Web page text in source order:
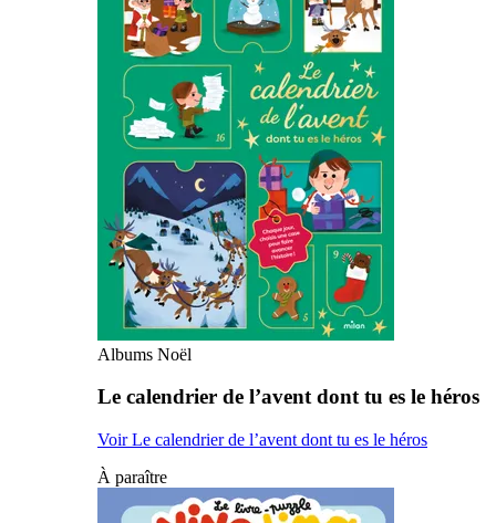
Albums Noël
Le calendrier de l’avent dont tu es le héros
Voir Le calendrier de l’avent dont tu es le héros
À paraître